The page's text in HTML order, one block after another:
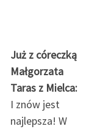
Już z córeczką
Małgorzata
Taras z Mielca:
I znów jest
najlepsza! W